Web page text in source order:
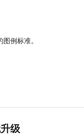
例标准。
级